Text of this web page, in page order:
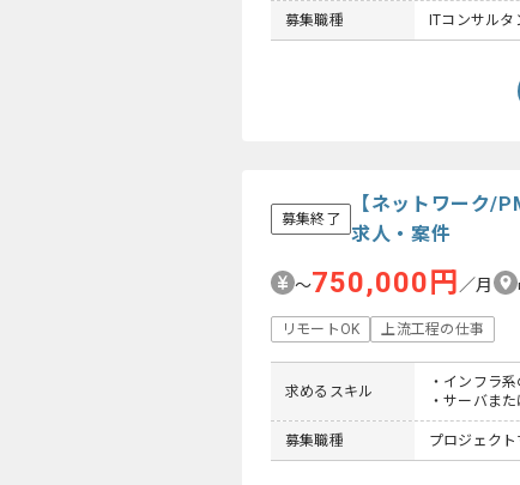
募集職種 ITコンサル
募集終了
【ネットワーク/
求人・案件
〜750,000円 ／月
リモートOK 上流工程の仕事
求めるスキル
・インフラ
・サーバま
募集職種 プロジェク